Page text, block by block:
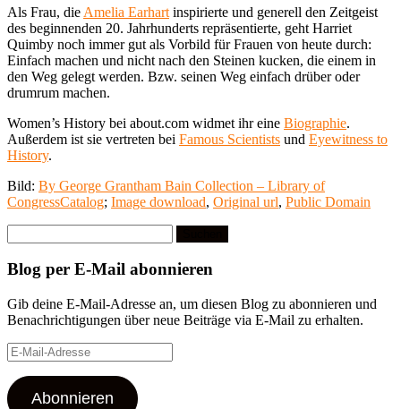
Als Frau, die Amelia Earhart inspirierte und generell den Zeitgeist
des beginnenden 20. Jahrhunderts repräsentierte, geht Harriet
Quimby noch immer gut als Vorbild für Frauen von heute durch:
Einfach machen und nicht nach den Steinen kucken, die einem in
den Weg gelegt werden. Bzw. seinen Weg einfach drüber oder
drumrum machen.
Women’s History bei about.com widmet ihr eine Biographie.
Außerdem ist sie vertreten bei Famous Scientists und Eyewitness to
History.
Bild: By George Grantham Bain Collection – Library of
CongressCatalog; Image download, Original url, Public Domain
nach:
Blog per E-Mail abonnieren
Gib deine E-Mail-Adresse an, um diesen Blog zu abonnieren und
Benachrichtigungen über neue Beiträge via E-Mail zu erhalten.
E-
Mail-
Adresse
Abonnieren